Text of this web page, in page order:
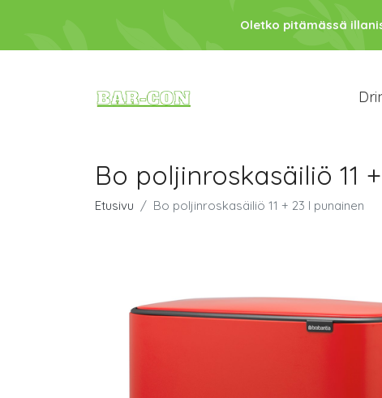
Oletko pitämässä
Bo poljinroskasäiliö 11
Etusivu Bo poljinroskasäiliö 11 + 23 l punainen